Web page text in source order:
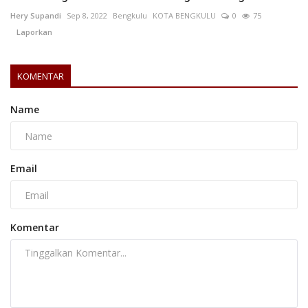
Hery Supandi Sep 8, 2022 Bengkulu KOTA BENGKULU 0
75
Laporkan
KOMENTAR
Name
Email
Komentar